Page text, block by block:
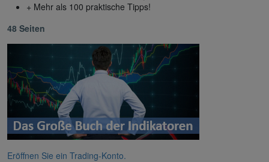
+ Mehr als 100 praktische Tipps!
48 Seiten
Eröffnen Sie ein Trading-Konto.